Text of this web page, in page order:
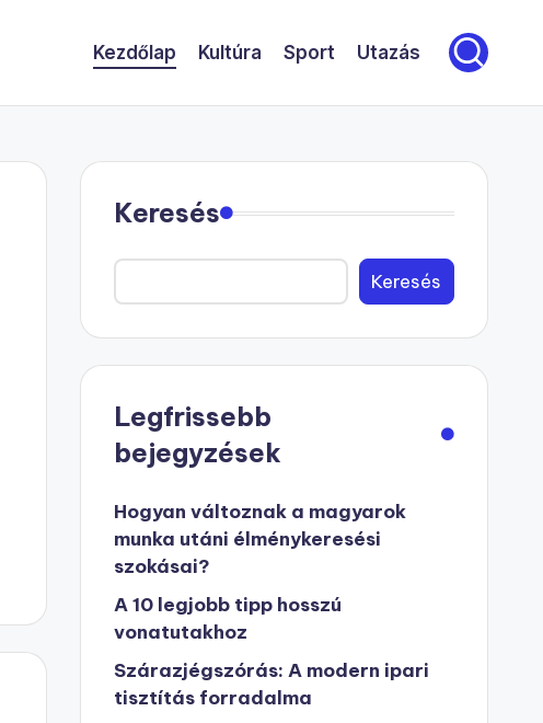
Kezdőlap Kultúra Sport Utazás
Keresés
Keresés
Legfrissebb
bejegyzések
Hogyan változnak a magyarok
munka utáni élménykeresési
szokásai?
A 10 legjobb tipp hosszú
vonatutakhoz
Szárazjégszórás: A modern ipari
tisztítás forradalma